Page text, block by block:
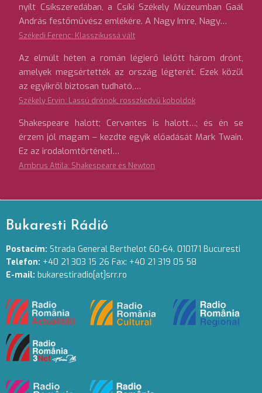
nyílt Csíkszeredában, a Csíki Székely Múzeumban Gaál
András festőművész emlékére. A Nagy Imre, Nagy…
Székedi Ferenc: Klasszikussá vált
Az elmúlt héten a román légierő lelőtt három drónt,
amelyek megsértették az ország légterét. Ezek közül
az egyikről biztosan tudható,…
Székely Ervin: Lassú drónok, rosszkedvű koboldok
Shakespeare halott; Cervantes is halott…; és én se
érzem jól magam – kezdte egyik előadását Mark Twain.
Ez az irodalomtörténeti…
Ambrus Attila: Shakespeare és Newton
Bukaresti Rádió
Postacím: Strada General Berthelot 60-64. 010171 Bucuresti
Telefon: +40 21 303 15 26 Fax: +40 21 319 05 58
E-mail: bukarestiradio[at]srr.ro